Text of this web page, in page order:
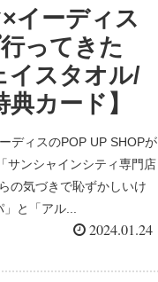
イーディス
ってきた
イスタオル/
カード】
ディスのPOP UP SHOPが
サンシャインシティ専門店
の気づきで恥ずかしいけ
と「アル...
2024.01.24